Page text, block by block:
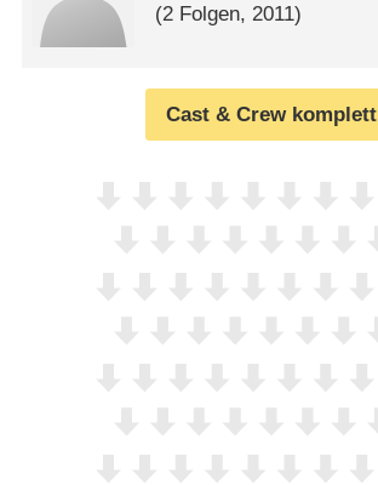
(2 Folgen, 2011)
Cast & Crew komplett